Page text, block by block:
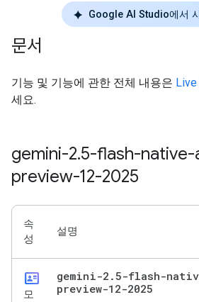
Google AI Studio에서
문서
기능 및 기능에 관한 전체 내용은
세요.
gemini-2.5-flash-
preview-12-2025
속
성
설명
id_card
모
gemini-2 .5-flash-
preview-12-2025